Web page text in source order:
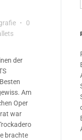
0
der
Am
Oper
war
brachte